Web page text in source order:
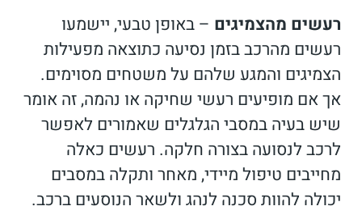
רעשים מהצמיגים – באופן טבעי, יישמעו
רעשים מהרכב בזמן נסיעה כתוצאה מפעילות
הצמיגים והמגע שלהם על משטחים מסוימים.
אך אם מופיעים רעשי שחיקה או נהמה, זה אומר
שיש בעיה במסבי הגלגלים שאמורים לאפשר
לרכב לנסועה בצורה חלקה. רעשים כאלה
מחייבים טיפול מיידי, מאחר ותקלה במסבים
יכולה להוות סכנה לנהג ולשאר הנוסעים ברכב.